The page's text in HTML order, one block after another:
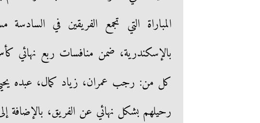
المباراة التي تجمع الفريقين في
بالإسكندرية، ضمن منافسات ربع
كل من: رجب عمران، زياد كمال، عبده
رحيلهم بشكل نهائي عن الفريق، بالإضافة